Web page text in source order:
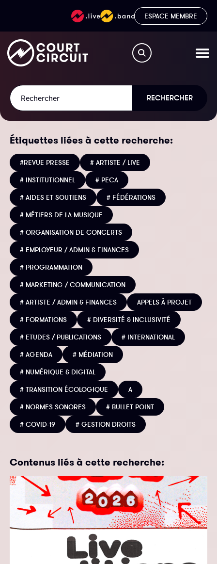
ESPACE MEMBRE
RECHERCHER
Étiquettes liées à cette recherche:
#REVUE PRESSE
# ARTISTE / LIVE
# INSTITUTIONNEL
# PECA
# AIDES ET SOUTIENS
# FÉDÉRATIONS
# MÉTIERS DE LA MUSIQUE
# ORGANISATION DE CONCERTS
# EMPLOYEUR / ADMIN & FINANCES
# PROGRAMMATION
# MARKETING / COMMUNICATION
# ARTISTE / ADMIN & FINANCES
APPELS À PROJET
# FORMATIONS
# DIVERSITÉ & INCLUSIVITÉ
# ETUDES / PUBLICATIONS
# INTERNATIONAL
# AGENDA
# MÉDIATION
# NUMÉRIQUE & DIGITAL
# TRANSITION ÉCOLOGIQUE
A
# NORMES SONORES
# BULLET POINT
# COVID-19
# GESTION DROITS
Contenus liés à cette recherche: